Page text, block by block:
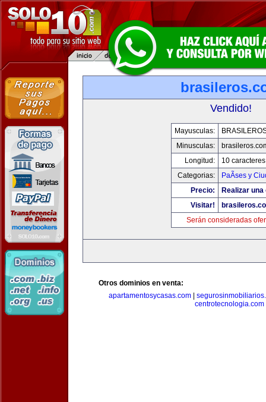
Vendido!
Mayusculas:
Minusculas:
Longitud:
10 caracteres
Categorias:
PaÃ­ses y
Precio:
Realizar
Visitar!
Serán consideradas
Otros dominios en venta:
apartamentosycasas.com|
centrotecnologia.com